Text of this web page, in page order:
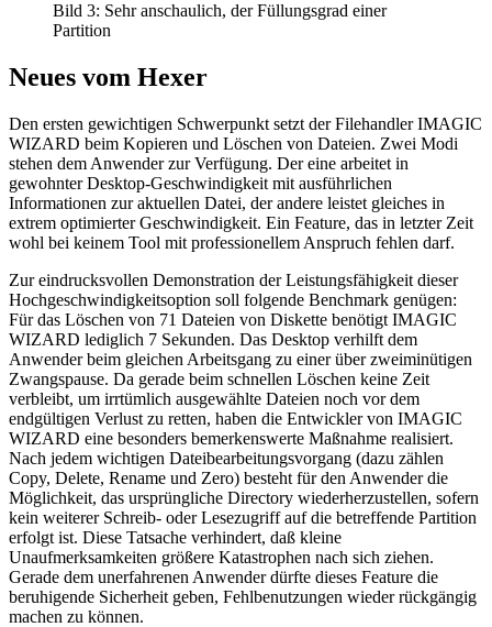
Bild 3: Sehr anschaulich, der Füllungsgrad einer
Partition
Neues vom Hexer
Den ersten gewichtigen Schwerpunkt setzt der Filehandler IMAGIC
WIZARD beim Kopieren und Löschen von Dateien. Zwei Modi
stehen dem Anwender zur Verfügung. Der eine arbeitet in
gewohnter Desktop-Geschwindigkeit mit ausführlichen
Informationen zur aktuellen Datei, der andere leistet gleiches in
extrem optimierter Geschwindigkeit. Ein Feature, das in letzter Zeit
wohl bei keinem Tool mit professionellem Anspruch fehlen darf.
Zur eindrucksvollen Demonstration der Leistungsfähigkeit dieser
Hochgeschwindigkeitsoption soll folgende Benchmark genügen:
Für das Löschen von 71 Dateien von Diskette benötigt IMAGIC
WIZARD lediglich 7 Sekunden. Das Desktop verhilft dem
Anwender beim gleichen Arbeitsgang zu einer über zweiminütigen
Zwangspause. Da gerade beim schnellen Löschen keine Zeit
verbleibt, um irrtümlich ausgewählte Dateien noch vor dem
endgültigen Verlust zu retten, haben die Entwickler von IMAGIC
WIZARD eine besonders bemerkenswerte Maßnahme realisiert.
Nach jedem wichtigen Dateibearbeitungsvorgang (dazu zählen
Copy, Delete, Rename und Zero) besteht für den Anwender die
Möglichkeit, das ursprüngliche Directory wiederherzustellen, sofern
kein weiterer Schreib- oder Lesezugriff auf die betreffende Partition
erfolgt ist. Diese Tatsache verhindert, daß kleine
Unaufmerksamkeiten größere Katastrophen nach sich ziehen.
Gerade dem unerfahrenen Anwender dürfte dieses Feature die
beruhigende Sicherheit geben, Fehlbenutzungen wieder rückgängig
machen zu können.